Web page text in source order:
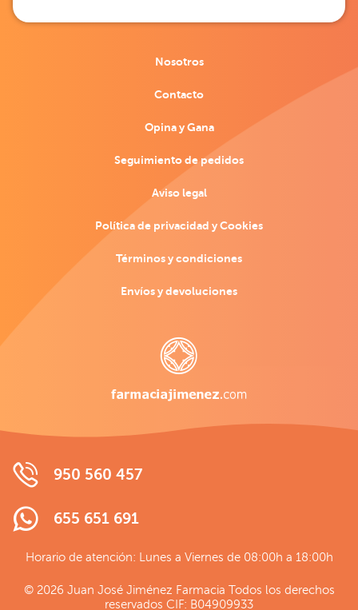
Nosotros
Contacto
Opina y Gana
Seguimiento de pedidos
Aviso legal
Política de privacidad y Cookies
Términos y condiciones
Envíos y devoluciones
950 560 457
655 651 691
Horario de atención: Lunes a Viernes de 08:00h a 18:00h
© 2026 Juan José Jiménez Farmacia Todos los derechos
reservados CIF: B04909933